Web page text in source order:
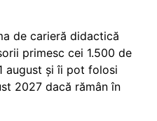
de carieră didactică
primesc cei 1.500 de
august și îi pot folosi
2027 dacă rămân în